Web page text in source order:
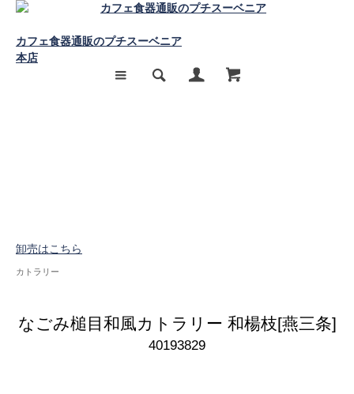
カフェ食器通販のプチスーベニア
本店
卸売はこちら
カトラリー
なごみ槌目和風カトラリー 和楊枝[燕三条]
40193829